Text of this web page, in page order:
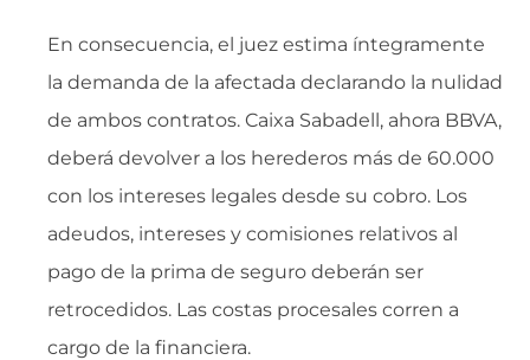
En consecuencia, el juez estima íntegramente
la demanda de la afectada declarando la nulidad
de ambos contratos. Caixa Sabadell, ahora BBVA,
deberá devolver a los herederos más de 60.000
con los intereses legales desde su cobro. Los
adeudos, intereses y comisiones relativos al
pago de la prima de seguro deberán ser
retrocedidos. Las costas procesales corren a
cargo de la financiera.